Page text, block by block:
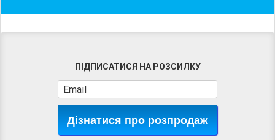
ПІДПИСАТИСЯ НА РОЗСИЛКУ
Дізнатися про розпродаж